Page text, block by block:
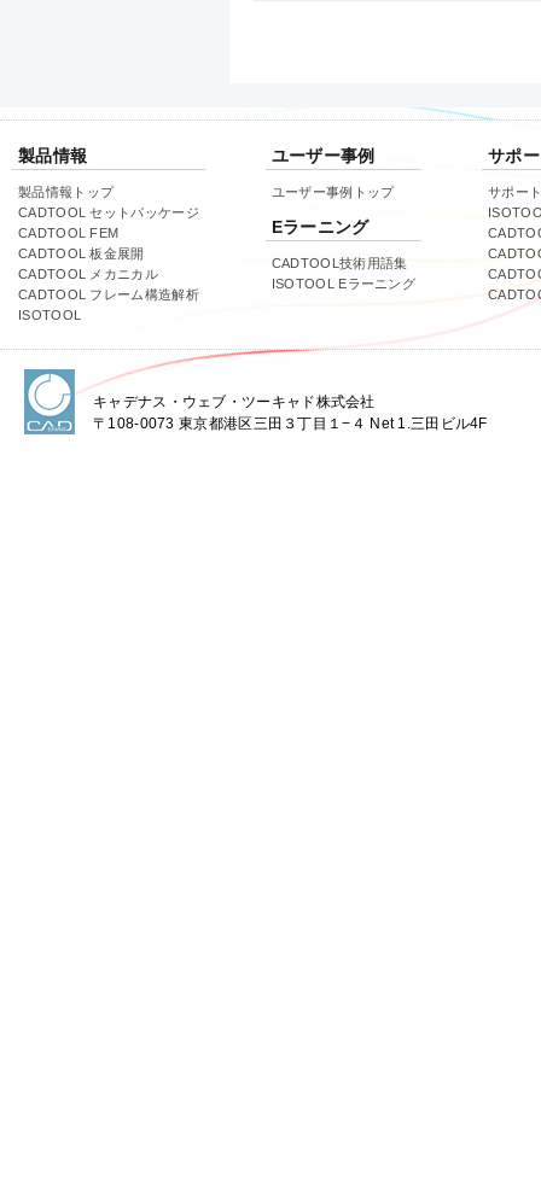
製品情報
製品情報トップ
CADTOOL セットパッケージ
CADTOOL FEM
CADTOOL 板金展開
CADTOOL メカニカル
CADTOOL フレーム構造解析
ISOTOOL
ユーザー事例
ユーザー事例トップ
Eラーニング
CADTOOL技術用語集
ISOTOOL Eラーニング
サポ
サポー
キャデナス・ウェブ・ツーキャド株式会社
〒108-0073 東京都港区三田３丁目１−４ Net 1.三田ビル4F